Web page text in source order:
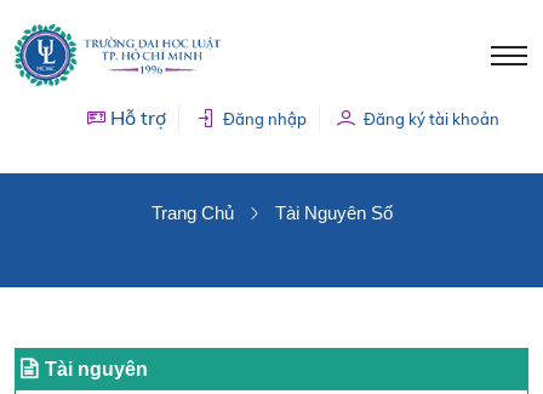
Hỗ trợ Đăng nhập Đăng ký tài khoản
Trang Chủ Tài Nguyên Số
Tài nguyên